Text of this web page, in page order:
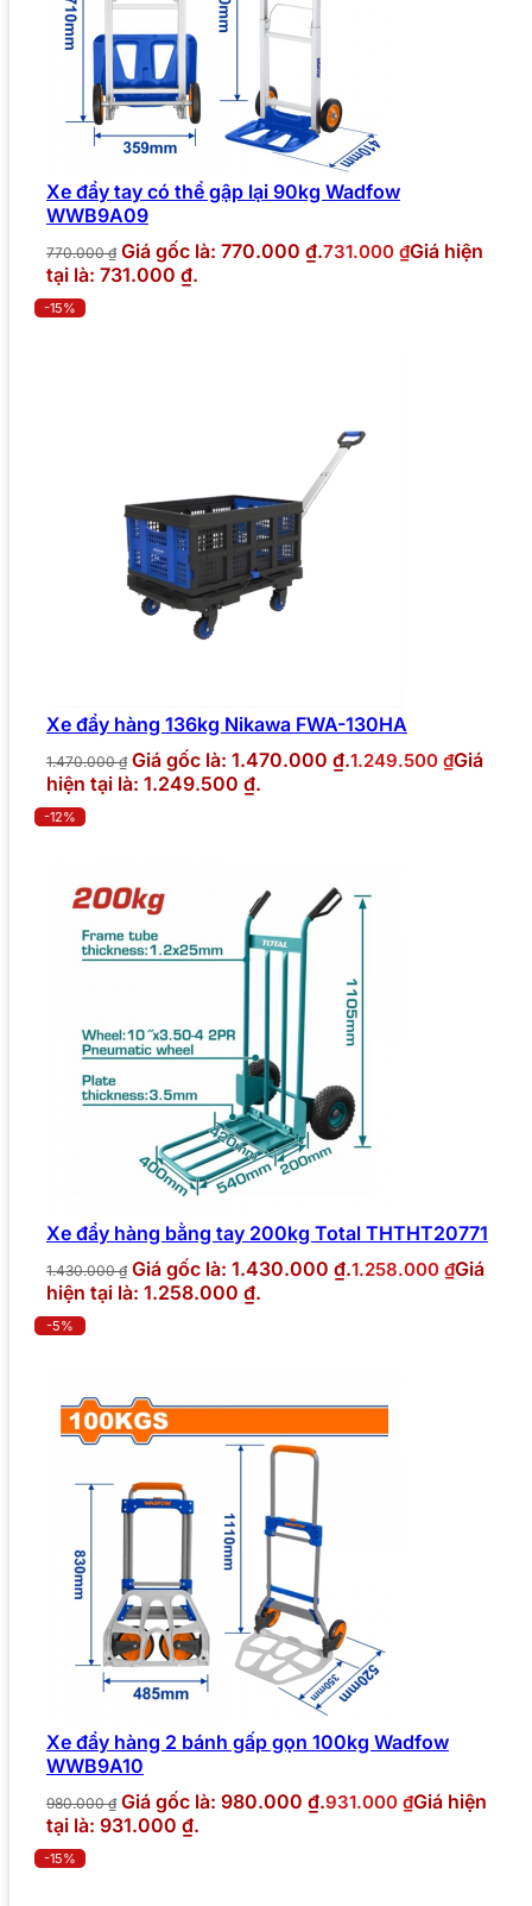
Xe đẩy tay có thể gập lại 90kg Wadfow
WWB9A09
770.000₫ Giá gốc là: 770.000 ₫.731.000 ₫Giá hiện
tại là: 731.000 ₫.
-15%
Xe đẩy hàng 136kg Nikawa FWA-130HA
1.470.000₫ Giá gốc là: 1.470.000 ₫.1.249.500 ₫Giá
hiện tại là: 1.249.500 ₫.
-12%
Xe đẩy hàng bằng tay 200kg Total THTHT20771
1.430.000₫ Giá gốc là: 1.430.000 ₫.1.258.000 ₫Giá
hiện tại là: 1.258.000 ₫.
-5%
Xe đẩy hàng 2 bánh gấp gọn 100kg Wadfow
WWB9A10
980.000₫ Giá gốc là: 980.000 ₫.931.000 ₫Giá hiện
tại là: 931.000 ₫.
-15%